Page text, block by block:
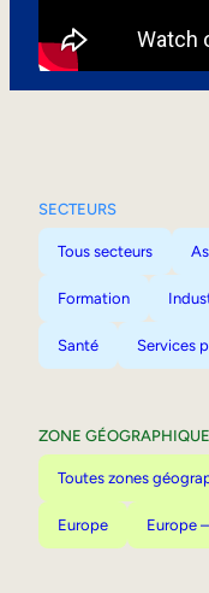
SECTEURS
Tous secteurs
Formation
Santé Services
ZONE GÉOGRAPHIQUE
Toutes zones
Europe Europe